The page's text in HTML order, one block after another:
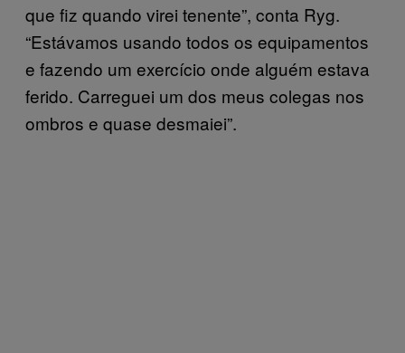
que fiz quando virei tenente”, conta Ryg.
“Estávamos usando todos os equipamentos
e fazendo um exercício onde alguém estava
ferido. Carreguei um dos meus colegas nos
ombros e quase desmaiei”.